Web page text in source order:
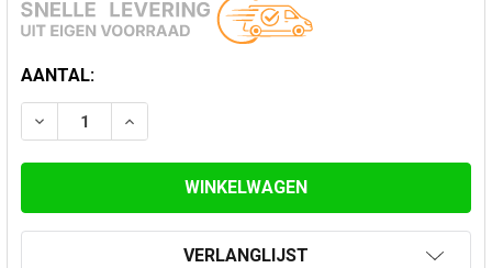
HUIDIGE
VOORRAAD:
AANTAL:
VERLAAG AANTAL VAN BRANDSEPARATIEPLAAT Ø 250
VERHOOG AANTAL VAN
VERLANGLIJST